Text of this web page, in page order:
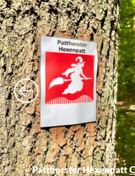
Patthorster Hexenpatt